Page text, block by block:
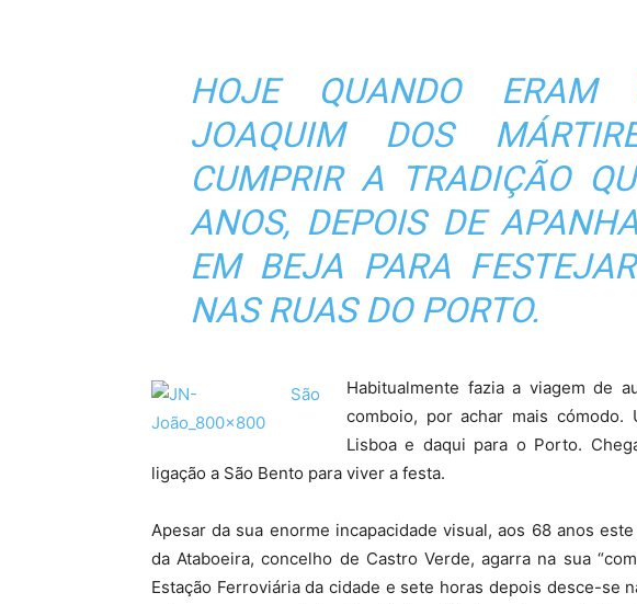
HOJE QUANDO ERAM
JOAQUIM DOS
CUMPRIR A TRADIÇÃO
ANOS, DEPOIS DE
EM BEJA PARA
NAS RUAS DO PORTO.
Habitualmente fazia a viagem de
comboio, por achar mais cómodo.
Lisboa e daqui para o Porto.
ligação a São Bento para viver a festa.
Apesar da sua enorme incapacidade visual, aos 68 anos
da Ataboeira, concelho de Castro Verde, agarra na sua
Estação Ferroviária da cidade e sete horas depois desce-se